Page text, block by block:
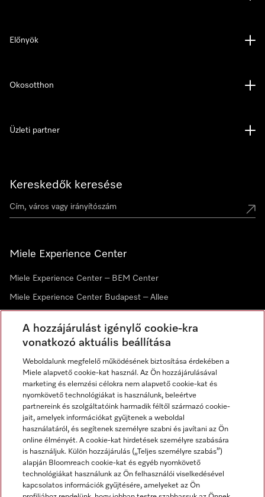
Kereskedők keresése
Miele Experience Center
Miele Experience Center – BEM Center
Miele Experience Center Budapest – Allee
Hírlevél
Előnyök
Okosotthon
Üzleti partner
Miele a YouTube-on
Miele a Facebookon
Miele az Instagramon
A hozzájárulást igénylő cookie-kra
vonatkozó aktuális beállítása
Weboldalunk megfelelő működésének biztosítása érdekében a
Miele alapvető cookie-kat használ. Az Ön hozzájárulásával
marketing és elemzési célokra nem alapvető cookie-kat és
nyomkövető technológiákat is használunk, beleértve
partnereink és szolgáltatóink harmadik féltől származó cookie-
jait, amelyek információkat gyűjtenek a weboldal
használatáról, és segítenek személyre szabni és javítani az Ön
online élményét. A cookie-kat hirdetések személyre szabására
is használjuk. Külön hozzájárulás („Teljes személyre szabás”)
alapján Bloomreach cookie-kat és egyéb nyomkövető
technológiákat használunk az Ön felhasználói viselkedésével
kapcsolatos információk gyűjtésére, amelyeket az Ön